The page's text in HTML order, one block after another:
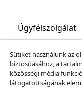
Ügyfélszolgálat
Üzlet
Sütiket használunk az
biztosításához, a
közösségi média
látogatottságának